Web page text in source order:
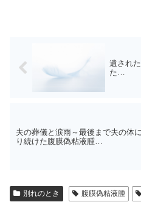
遺され
た…
夫の葬儀と涙雨～最後まで夫の体
り続けた腹膜偽粘液腫…
別れのとき 腹膜偽粘液腫